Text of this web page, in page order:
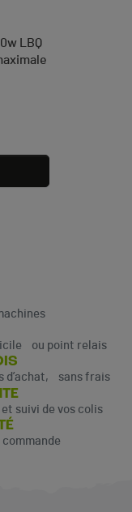
LBQ
ou point relais
d’achat, sans frais
suivi de vos colis
commande